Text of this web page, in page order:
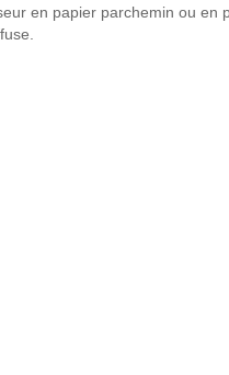
en papier parchemin ou en